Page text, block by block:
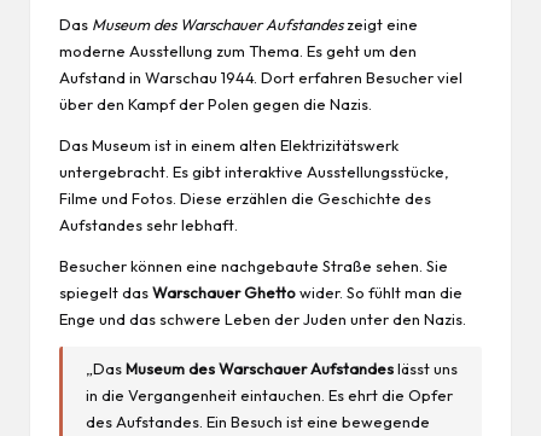
Das Museum des Warschauer Aufstandeszeigt eine
moderne Ausstellung zum Thema. Es geht um den
Aufstand in Warschau 1944. Dort erfahren Besucher viel
über den Kampf der Polen gegen die Nazis.
Das Museum ist in einem alten Elektrizitätswerk
untergebracht. Es gibt interaktive Ausstellungsstücke,
Filme und Fotos. Diese erzählen die Geschichte des
Aufstandes sehr lebhaft.
Besucher können eine nachgebaute Straße sehen. Sie
spiegelt dasWarschauer Ghettowider. So fühlt man die
Enge und das schwere Leben der Juden unter den Nazis.
„DasMuseum des Warschauer Aufstandeslässt uns
in die Vergangenheit eintauchen. Es ehrt die Opfer
des Aufstandes. Ein Besuch ist eine bewegende